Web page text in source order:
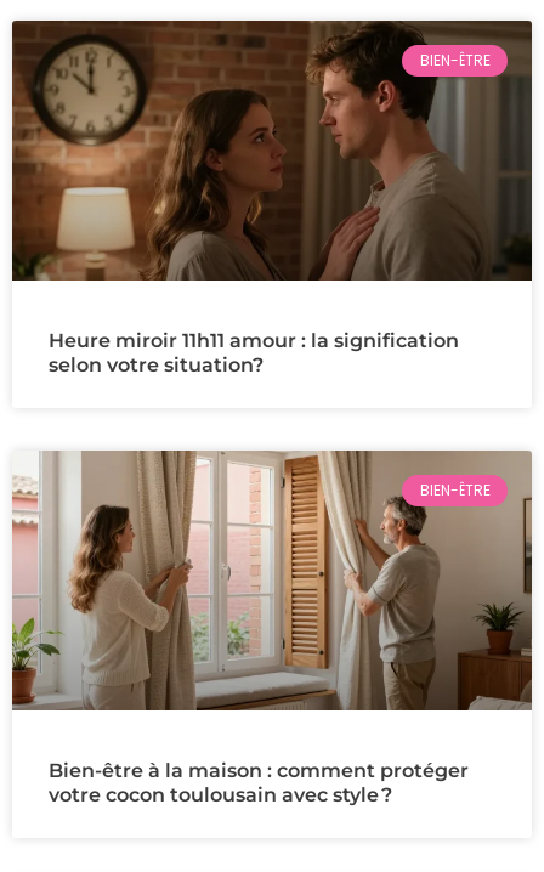
BIEN-ÊTRE
Heure miroir 11h11 amour : la signification
selon votre situation?
BIEN-ÊTRE
Bien-être à la maison : comment protéger
votre cocon toulousain avec style ?